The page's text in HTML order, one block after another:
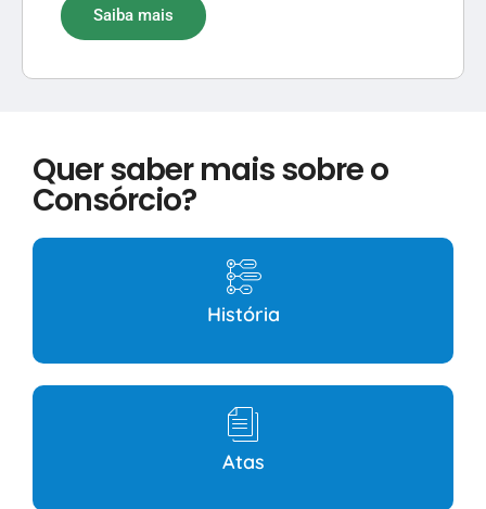
Saiba mais
Quer saber mais sobre o
Consórcio?
História
Atas